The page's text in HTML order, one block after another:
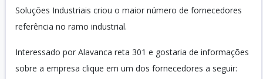
Soluções Industriais criou o maior número de fornecedores
referência no ramo industrial.
Interessado por Alavanca reta 301 e gostaria de informações
sobre a empresa clique em um dos fornecedores a seguir: